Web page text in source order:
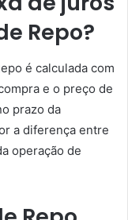
Repo?
é calculada com
e o preço de
prazo da
a diferença entre
operação de